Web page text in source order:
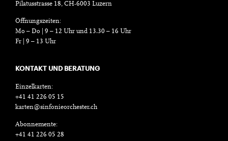
Pilatusstrasse 18, CH-6003 Luzern
Öffnungszeiten:
Mo – Do | 9 – 12 Uhr und 13.30 – 16 Uhr
Fr | 9 – 13 Uhr
KONTAKT UND BERATUNG
Einzelkarten:
+41 41 226 05 15
karten@sinfonieorchester.ch
Abonnemente:
+41 41 226 05 28